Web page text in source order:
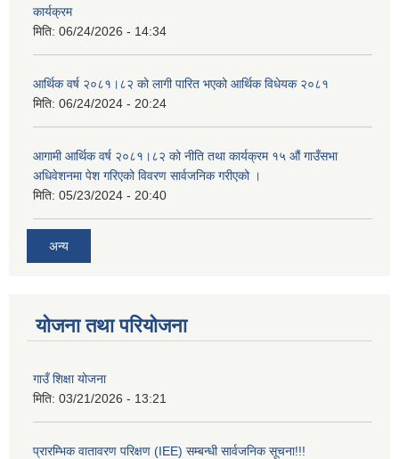
कार्यक्रम
मिति: 06/24/2026 - 14:34
आर्थिक वर्ष २०८१।८२ को लागी पारित भएको आर्थिक विधेयक २०८१
मिति: 06/24/2024 - 20:24
आगामी आर्थिक वर्ष २०८१।८२ को नीति तथा कार्यक्रम १५ औं गाउँसभा
अधिवेशनमा पेश गरिएको विवरण सार्वजनिक गरीएको ।
मिति: 05/23/2024 - 20:40
अन्य
योजना तथा परियोजना
गाउँ शिक्षा योजना
मिति: 03/21/2026 - 13:21
प्रारम्भिक वातावरण परिक्षण (IEE) सम्बन्धी सार्वजनिक सूचना!!!